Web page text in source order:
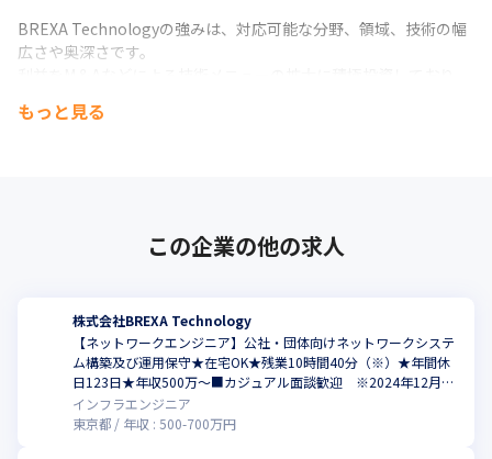
BREXA Technologyの強みは、対応可能な分野、領域、技術の幅
広さや奥深さです。
る商社としての機能や、
WEBサイト構築・コンサルティング、DX、ロボティクスなど広範
★スキルアップ・キャリアアップを実現する体制を整えること
で、お客様から信頼されるエンジニアに
【キャリアを後押しする社員研修】
グループ会社に技術者育成に特化した教育会社があり、
もっと見る
この企業の他の求人
株式会社BREXA Technology
【ネットワークエンジニア】公社・団体向けネットワークシステ
ム構築及び運用保守★在宅OK★残業10時間40分（※）★年間休
日123日★年収500万～■カジュアル面談歓迎 ※2024年12月時
点
インフラエンジニア
東京都
年収 : 500-700万円